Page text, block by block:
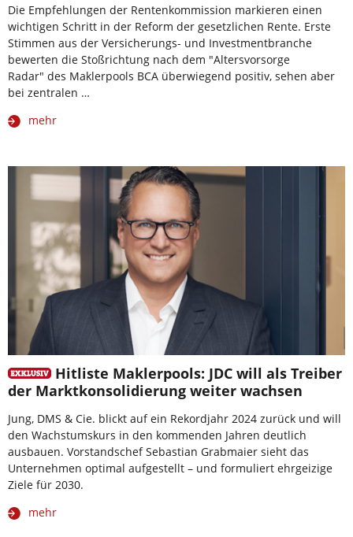
Die Empfehlungen der Rentenkommission markieren einen
wichtigen Schritt in der Reform der gesetzlichen Rente. Erste
Stimmen aus der Versicherungs- und Investmentbranche
bewerten die Stoßrichtung nach dem "Altersvorsorge
Radar" des Maklerpools BCA überwiegend positiv, sehen aber
bei zentralen …
mehr
Hitliste Maklerpools: JDC will als Treiber
der Marktkonsolidierung weiter wachsen
Jung, DMS & Cie. blickt auf ein Rekordjahr 2024 zurück und will
den Wachstumskurs in den kommenden Jahren deutlich
ausbauen. Vorstandschef Sebastian Grabmaier sieht das
Unternehmen optimal aufgestellt – und formuliert ehrgeizige
Ziele für 2030.
mehr